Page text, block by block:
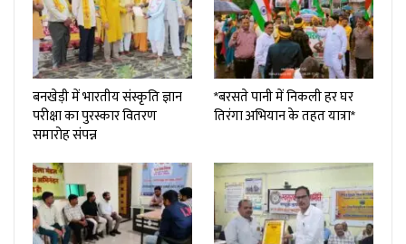
बनखेड़ी में भारतीय संस्कृति ज्ञान
परीक्षा का पुरस्कार वितरण
समारोह संपन्न
*बरसते पानी में निकली हर घर
तिरंगा अभियान के तहत यात्रा*